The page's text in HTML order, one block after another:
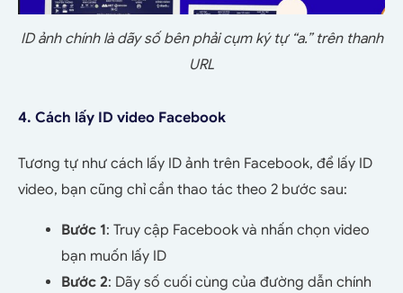
ID ảnh chính là dãy số bên phải cụm ký tự “a.” trên thanh
URL
4. Cách lấy ID video Facebook
Tương tự như cách lấy ID ảnh trên Facebook, để lấy ID
video, bạn cũng chỉ cần thao tác theo 2 bước sau:
Bước 1: Truy cập Facebook và nhấn chọn video
bạn muốn lấy ID
Bước 2: Dãy số cuối cùng của đường dẫn chính